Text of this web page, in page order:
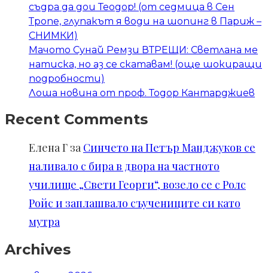
съдра да дои Теодор! (от седмица в Сен
Тропе, глупакът я води на шопинг в Париж –
СНИМКИ)
Мачото Сунай Ремзи ВТРЕЩИ: Светлана ме
натиска, но аз се скатавам! (още шокиращи
подробности)
Лоша новина от проф. Тодор Кантарджиев
Recent Comments
Елена Г за Синчето на Петър Манджуков се
наливало с бира в двора на частното
училище „Свети Георги“, возело се с Ролс
Ройс и заплашвало съучениците си като
мутра
Archives